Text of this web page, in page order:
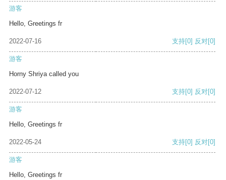
游客
Hello, Greetings fr
2022-07-16 支持[0] 反对[0]
游客
Horny Shriya called you
2022-07-12 支持[0] 反对[0]
游客
Hello, Greetings fr
2022-05-24 支持[0] 反对[0]
游客
Hello, Greetings fr